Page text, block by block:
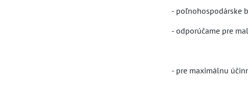
- poľnohospodárske
- odporúčame pre
- pre maximálnu